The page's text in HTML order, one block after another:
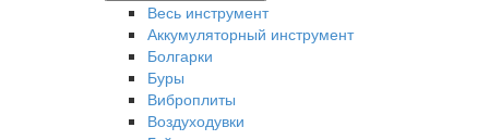
Весь инструмент
Аккумуляторный инструмент
Болгарки
Буры
Виброплиты
Воздуходувки